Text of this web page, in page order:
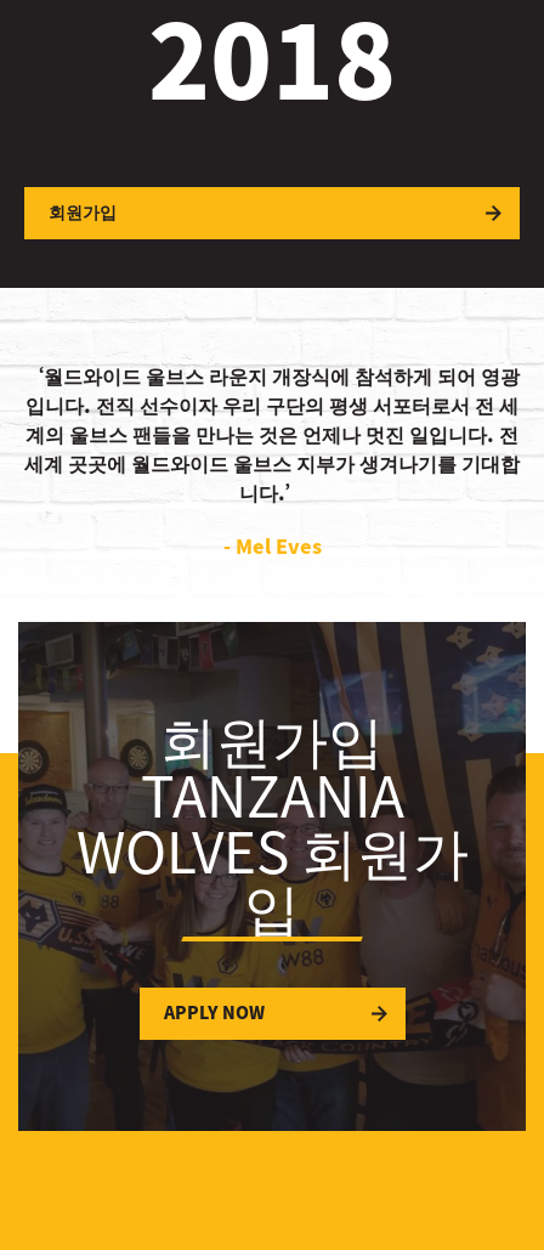
2018
회원가입
월드와이드 울브스 라운지 개장식에 참석하게 되어 영광
입니다. 전직 선수이자 우리 구단의 평생 서포터로서 전 세
계의 울브스 팬들을 만나는 것은 언제나 멋진 일입니다. 전
세계 곳곳에 월드와이드 울브스 지부가 생겨나기를 기대합
니다.
- Mel Eves
회원가입
TANZANIA
WOLVES 회원가
입
APPLY NOW